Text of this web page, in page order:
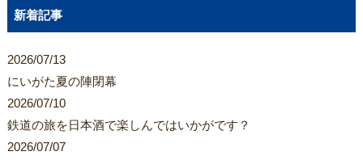
新着記事
2026/07/13
にいがた夏の陣閉幕
2026/07/10
鉄道の旅を日本酒で楽しんではいかがです？
2026/07/07